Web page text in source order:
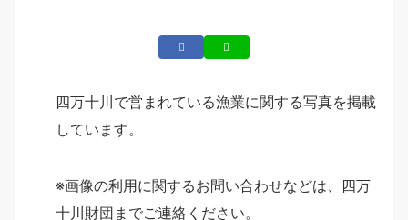
四万十川で営まれている漁業に関する写真を掲載
しています。
※画像の利用に関するお問い合わせなどは、四万
十川財団までご連絡ください。